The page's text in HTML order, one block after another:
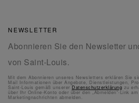
NEWSLETTER
Abonnieren Sie den Newsletter
von Saint-Louis.
Mit dem Abonnieren unseres Newsletters erklären Sie
Mail Informationen über Angebote, Dienstleistungen,
Saint-Louis gemäß unsererDatenschutzerklärung zu
über Ihr Online-Konto oder über den „Abmelden“-Link
Marketingnachrichten abmelden.